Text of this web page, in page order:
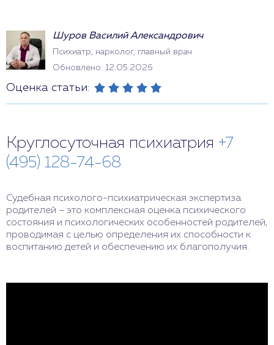
Шуров Василий Александрович
Психиатр, нарколог, главный врач
Обновлено: 12.05.2026
Оценка статьи:
Круглосуточная психиатрия +7
(495) 128-74-68
Судебная психолого-психиатрическая экспертиза
родителей – это комплексная оценка психического
состояния и психологических особенностей родителей,
проводимая с целью определения их способности к
воспитанию детей и обеспечению их благополучия.